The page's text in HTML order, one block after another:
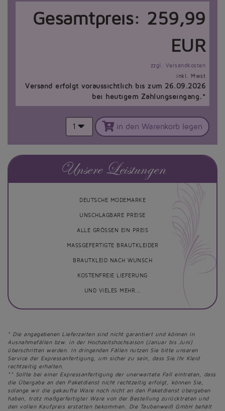
Gesamtpreis: 259,99
EUR
zzgl. Versandkosten
inkl. Mwst
Versand erfolgt voraussichtlich bis zum 26.09.2026
bei heutigem Zahlungseingang.*
1 in den Warenkorb legen
Unsere Leistungen
DEUTSCHE MODEMARKE
UNSCHLAGBARE PREISE
ALLE GRÖSSEN EIN PREIS
MASSGEFERTIGTE BRAUTKLEIDER
BRAUTKLEID NACH WUNSCH
KOSTENFREIE LIEFERUNG
UND VIELES MEHR...
* Die angegebenen Lieferzeiten sind nicht garantiert und können in
Ausnahmefällen bzw. in der Hochzeitshochsaison (Januar bis Juni)
überschritten werden. In dringenden Fällen nutzen Sie bitte unseren
Service der Expressanfertigung, um sicher zu sein, dass Sie Ihr Kleid
rechtzeitig erhalten.
** Sollte bei einer Expressanfertigung der unerwartete Fall eintreten, dass
die Übergabe an den Paketdienst nicht rechtzeitig erfolgt, können Sie,
solange wir die gekaufte Ware noch nicht an den Paketdienst übergeben
haben, trotz maßgerfertigter Ware von der Bestellung zurücktreten und
den vollen Kaufpreis erstatten bekommen. Die Taubenweiß GmbH behält